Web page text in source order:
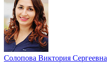
Солопова Виктория Сергеевна